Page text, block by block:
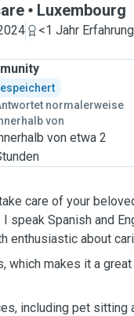
Luxembourg
<1 Jahr Erfahrung
normalerweise
von
von etwa 2
care of your
speak Spanish and
enthusiastic about
which makes it a
including pet sitting